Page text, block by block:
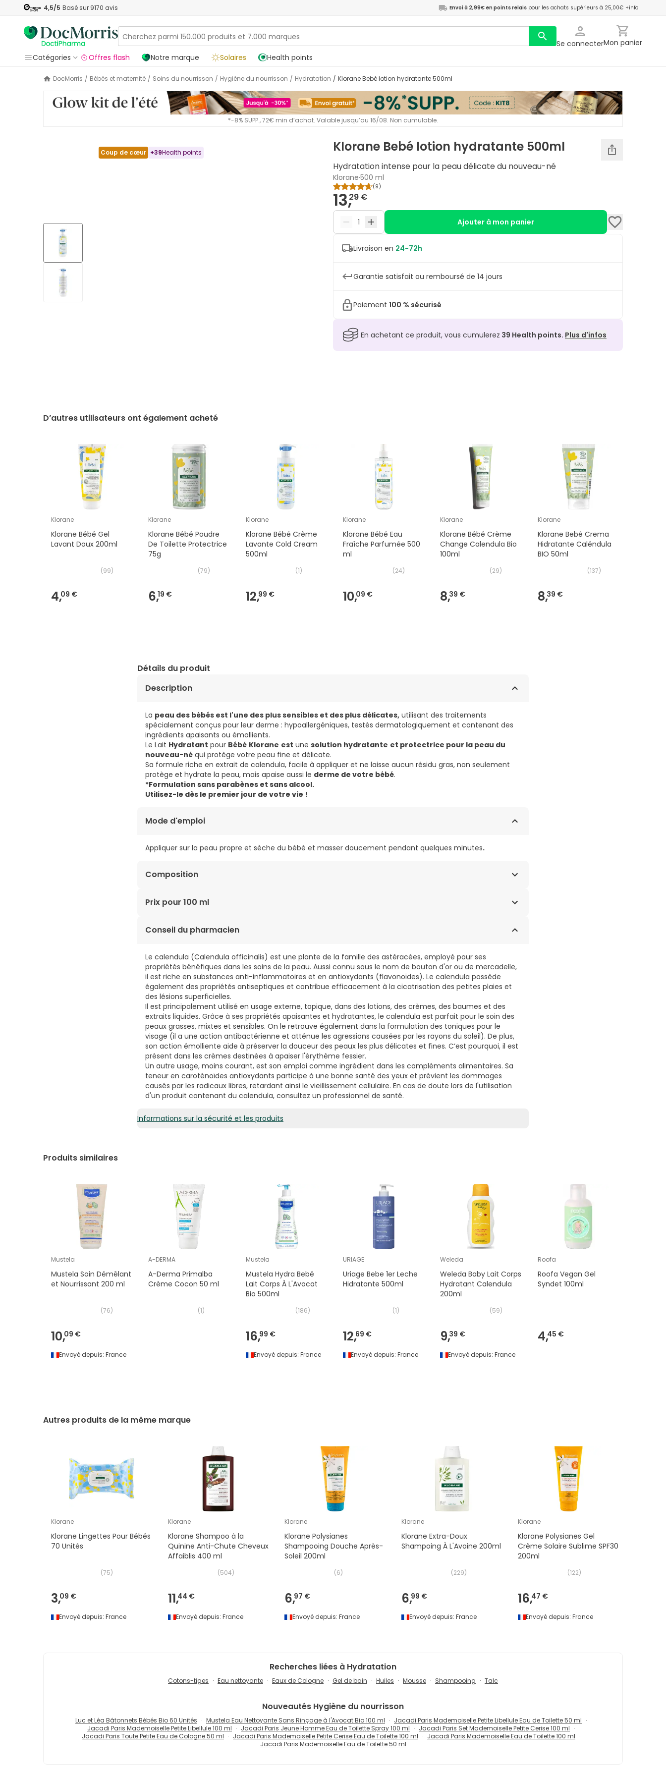
4,5/5 Basé sur 9170 avis Envoi à 2,99€ en points relais pour les achats supérieurs à 25,00€ +info
Se connecterMon panier
Catégories
Offres flash Notre marque Solaires Health points
DocMorris / Bébés et maternité / Soins du nourrisson / Hygiène du nourrisson / Hydratation / Klorane Bebé lotion hydratante 500ml
*-8% SUPP., 72€ min d’achat. Valable jusqu’au 16/08. Non cumulable.
Coup de cœur +39Health points Klorane Bebé lotion hydratante 500ml
Hydratation intense pour la peau délicate du nouveau-né
Klorane·500 ml
(9)
13,29 €
Ajouter à mon panier
Livraison en 24-72h
Garantie satisfait ou remboursé de 14 jours
Paiement 100 % sécurisé
En achetant ce produit, vous cumulerez 39 Health points. Plus d'infos
D’autres utilisateurs ont également acheté
Klorane
Klorane Bébé Gel
Lavant Doux 200ml
(99)
4,09 €
Klorane
Klorane Bébé Poudre
De Toilette Protectrice
75g
(79)
6,19 €
Klorane
Klorane Bébé Crème
Lavante Cold Cream
500ml
(1)
12,99 €
Klorane
Klorane Bébé Eau
Fraîche Parfumée 500
ml
(24)
10,09 €
Klorane
Klorane Bébé Crème
Change Calendula Bio
100ml
(29)
8,39 €
Klorane
Klorane Bebé Crema
Hidratante Caléndula
BIO 50ml
(137)
8,39 €
Détails du produit
Description
La peau des bébés est l'une des plus sensibles et des plus délicates, utilisant des traitements
spécialement conçus pour leur derme : hypoallergéniques, testés dermatologiquement et contenant des
ingrédients apaisants ou émollients.
Le Lait Hydratant pour Bébé Klorane est une solution hydratante et protectrice pour la peau du
nouveau-né qui protège votre peau fine et délicate.
Sa formule riche en extrait de calendula, facile à appliquer et ne laisse aucun résidu gras, non seulement
protège et hydrate la peau, mais apaise aussi le derme de votre bébé.
*Formulation sans parabènes et sans alcool.
Utilisez-le dès le premier jour de votre vie !
Mode d'emploi
Appliquer sur la peau propre et sèche du bébé et masser doucement pendant quelques minutes.
Composition
AQUA. EXTRAIT DE CALENDULA OFFICINALIS. CHLORPHÉNÉSINE. CYCLOPENTASILOXANE. DIMÉTHICONOL. DU
Prix pour 100 ml
2,66€ / 100 ml
Conseil du pharmacien
Le calendula (Calendula officinalis) est une plante de la famille des astéracées, employé pour ses
propriétés bénéfiques dans les soins de la peau. Aussi connu sous le nom de bouton d'or ou de mercadelle,
il est riche en substances anti-inflammatoires et en antioxydants (flavonoïdes). Le calendula possède
également des propriétés antiseptiques et contribue efficacement à la cicatrisation des petites plaies et
des lésions superficielles.
Il est principalement utilisé en usage externe, topique, dans des lotions, des crèmes, des baumes et des
extraits liquides. Grâce à ses propriétés apaisantes et hydratantes, le calendula est parfait pour le soin des
peaux grasses, mixtes et sensibles. On le retrouve également dans la formulation des toniques pour le
visage (il a une action antibactérienne et atténue les agressions causées par les rayons du soleil). De plus,
son action émolliente aide à préserver la douceur des peaux les plus délicates et fines. C’est pourquoi, il est
présent dans les crèmes destinées à apaiser l'érythème fessier.
Un autre usage, moins courant, est son emploi comme ingrédient dans les compléments alimentaires. Sa
teneur en caroténoïdes antioxydants participe à une bonne santé des yeux et prévient les dommages
causés par les radicaux libres, retardant ainsi le vieillissement cellulaire. En cas de doute lors de l'utilisation
d'un produit contenant du calendula, consultez un professionnel de santé.
Informations sur la sécurité et les produits
Produits similaires
Mustela
Mustela Soin Démêlant
et Nourrissant 200 ml
(76)
10,09 €
Envoyé depuis: France
A-DERMA
A-Derma Primalba
Crème Cocon 50 ml
(1)
Mustela
Mustela Hydra Bebé
Lait Corps À L'Avocat
Bio 500ml
(186)
16,99 €
Envoyé depuis: France
URIAGE
Uriage Bebe 1er Leche
Hidratante 500ml
(1)
12,69 €
Envoyé depuis: France
Weleda
Weleda Baby Lait Corps
Hydratant Calendula
200ml
(59)
9,39 €
Envoyé depuis: France
Roofa
Roofa Vegan Gel
Syndet 100ml
4,45 €
Autres produits de la même marque
Klorane
Klorane Lingettes Pour Bébés
70 Unités
(75)
3,09 €
Envoyé depuis: France
Klorane
Klorane Shampoo à la
Quinine Anti-Chute Cheveux
Affaiblis 400 ml
(504)
11,44 €
Envoyé depuis: France
Klorane
Klorane Polysianes
Shampooing Douche Après-
Soleil 200ml
(6)
6,97 €
Envoyé depuis: France
Klorane
Klorane Extra-Doux
Shampoing À L'Avoine 200ml
(229)
6,99 €
Envoyé depuis: France
Klorane
Klorane Polysianes Gel
Crème Solaire Sublime SPF30
200ml
(122)
16,47 €
Envoyé depuis: France
Recherches liées à Hydratation
Cotons-tiges Eau nettoyante Eaux de Cologne Gel de bain Huiles Mousse Shampooing Talc
Nouveautés Hygiène du nourrisson
Luc et Léa Bâtonnets Bébés Bio 60 Unités Mustela Eau Nettoyante Sans Rinçage à l'Avocat Bio 100 ml
Jacadi Paris Mademoiselle Petite Libellule Eau de Toilette 50 ml
Jacadi Paris Mademoiselle Petite Libellule 100 ml
Jacadi Paris Jeune Homme Eau de Toilette Spray 100 ml
Jacadi Paris Set Mademoiselle Petite Cerise 100 ml
Jacadi Paris Toute Petite Eau de Cologne 50 ml
Jacadi Paris Mademoiselle Petite Cerise Eau de Toilette 100 ml
Jacadi Paris Mademoiselle Eau de Toilette 100 ml
Jacadi Paris Mademoiselle Eau de Toilette 50 ml